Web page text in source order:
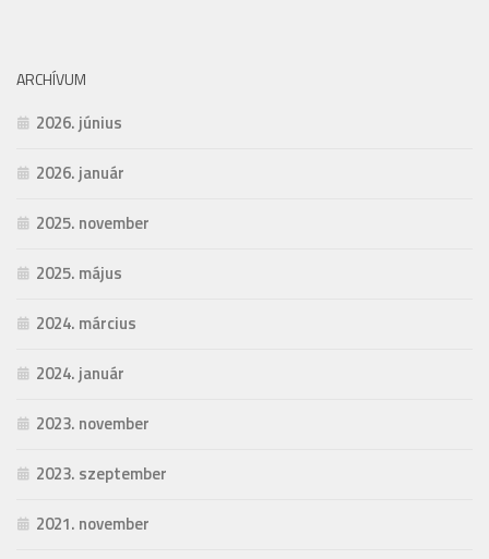
ARCHÍVUM
2026. június
2026. január
2025. november
2025. május
2024. március
2024. január
2023. november
2023. szeptember
2021. november